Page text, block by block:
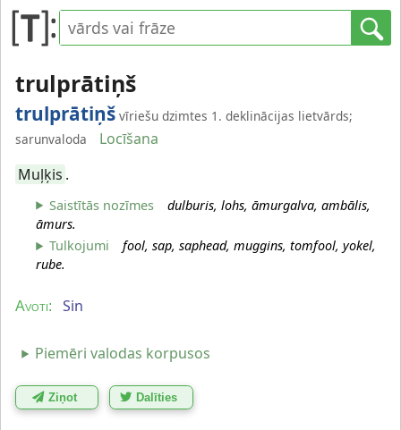
trulprātiņš
trulprātiņš vīriešu dzimtes 1. deklinācijas lietvārds;
sarunvaloda
Locīšana
Muļķis .
Saistītās nozīmes
dulburis, lohs, āmurgalva, ambālis,
āmurs.
Tulkojumi
fool, sap, saphead, muggins, tomfool, yokel,
rube.
Avoti: Sin
Piemēri valodas korpusos
Ziņot Dalīties